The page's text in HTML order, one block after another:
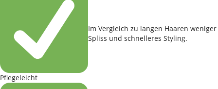
Pflegeleicht
Im Vergleich zu langen Haaren weniger
Spliss und schnelleres Styling.